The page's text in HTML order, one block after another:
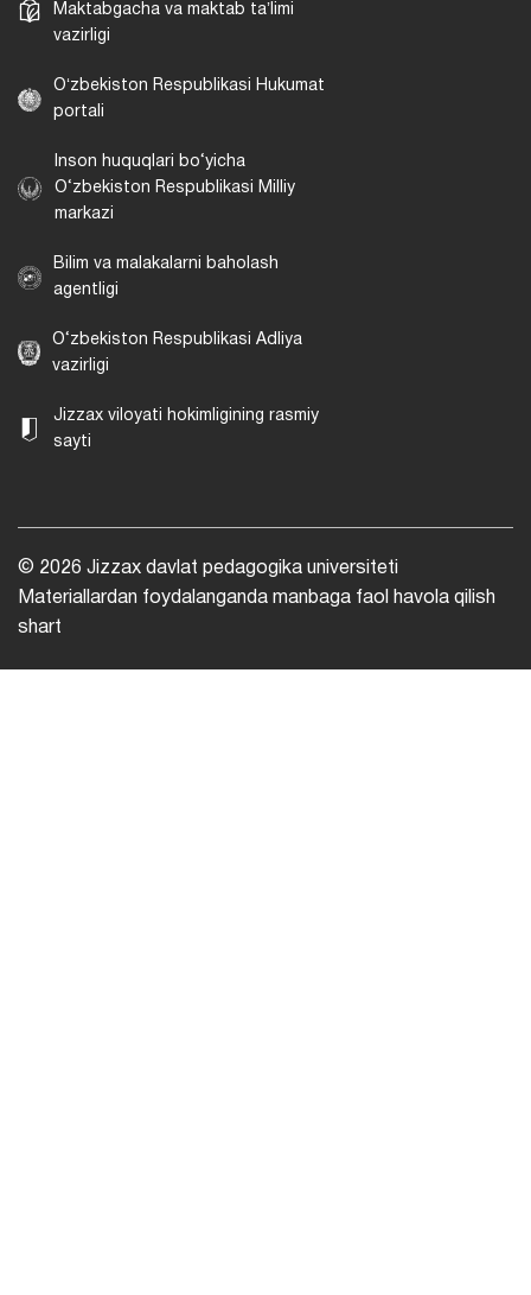
Maktabgacha va maktab taʼlimi
vazirligi
Oʻzbekiston Respublikasi Hukumat
portali
Inson huquqlari bo‘yicha
O‘zbekiston Respublikasi Milliy
markazi
Bilim va malakalarni baholash
agentligi
O‘zbekiston Respublikasi Adliya
vazirligi
Jizzax viloyati hokimligining rasmiy
sayti
© 2026 Jizzax davlat pedagogika universiteti
Materiallardan foydalanganda manbaga faol havola qilish
shart